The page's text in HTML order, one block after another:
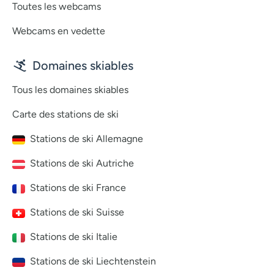
Toutes les webcams
Webcams en vedette
Domaines skiables
Tous les domaines skiables
Carte des stations de ski
Stations de ski Allemagne
Stations de ski Autriche
Stations de ski France
Stations de ski Suisse
Stations de ski Italie
Stations de ski Liechtenstein